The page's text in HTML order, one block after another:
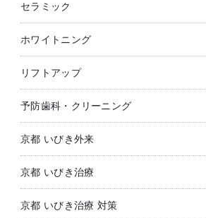
セラミック
ホワイトニング
リフトアップ
予防歯科・クリーニング
京都 いびき外来
京都 いびき治療
京都 いびき治療 対策